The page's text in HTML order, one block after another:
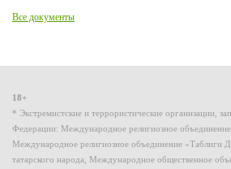
Все документы
18+
* Экстремистские и террористические организации,
Федерации: Международное религиозное
Международное религиозное объединение «Таблиги
татарского народа, Международное общественное